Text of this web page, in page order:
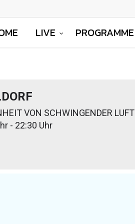
LIVE PROGRAMME
VON SCHWINGENDER LUFT
- 22:30 Uhr